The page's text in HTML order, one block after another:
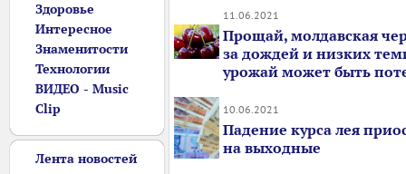
Здоровье
Интересное
Знаменитости
Технологии
ВИДЕО - Music
Clip
Лента новостей
11.06.2021
Прощай, молдавская
за дождей и низких
урожай может быть
10.06.2021
Падение курса лея
на выходные